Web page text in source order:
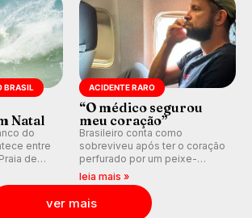
BRASIL
Natal
do
entre
de
Series
por
Series.
ACIDENTE RARO
“O médico segurou
meu coração”
Brasileiro conta como
sobreviveu após ter o coração
perfurado por um peixe-
agulha enquanto surfava na
Costa Rica.
leia mais »
ver mais